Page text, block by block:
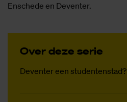
Enschede en Deventer.
Over deze se­rie
Deventer een studentenstad?